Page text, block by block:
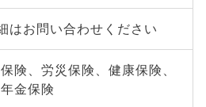
はお問い合わせください
険、労災保険、健康保険、
金保険